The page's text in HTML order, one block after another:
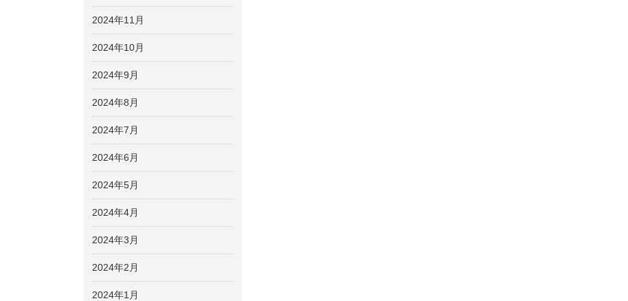
2024年11月
2024年10月
2024年9月
2024年8月
2024年7月
2024年6月
2024年5月
2024年4月
2024年3月
2024年2月
2024年1月